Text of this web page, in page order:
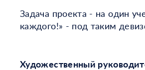
Задача проекта - на один
каждого!» - под таким
Художественный